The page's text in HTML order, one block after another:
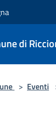
di
> Eventi